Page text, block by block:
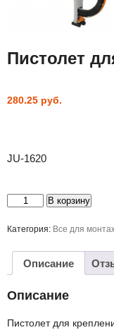
Пистолет
280.25 руб.
JU-1620
Количество
товара
для
В корзину
Категория: Все для
Описание
Описание
Пистолет для